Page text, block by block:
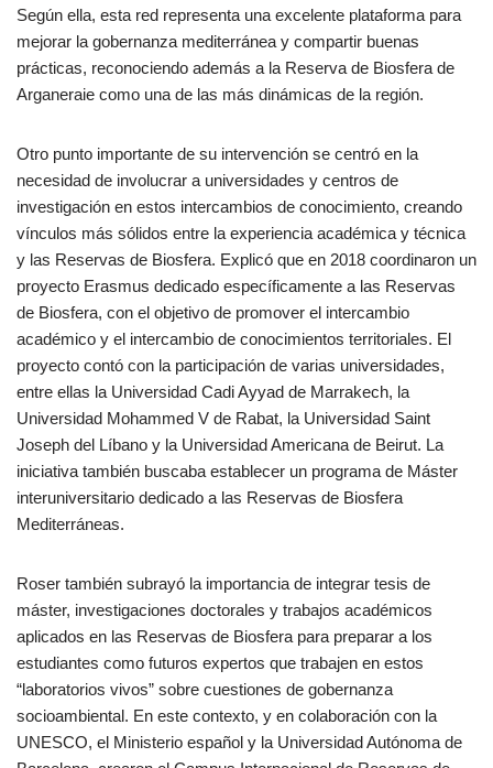
Según ella, esta red representa una excelente plataforma para
mejorar la gobernanza mediterránea y compartir buenas
prácticas, reconociendo además a la Reserva de Biosfera de
Arganeraie como una de las más dinámicas de la región.
Otro punto importante de su intervención se centró en la
necesidad de involucrar a universidades y centros de
investigación en estos intercambios de conocimiento, creando
vínculos más sólidos entre la experiencia académica y técnica
y las Reservas de Biosfera. Explicó que en 2018 coordinaron un
proyecto Erasmus dedicado específicamente a las Reservas
de Biosfera, con el objetivo de promover el intercambio
académico y el intercambio de conocimientos territoriales. El
proyecto contó con la participación de varias universidades,
entre ellas la Universidad Cadi Ayyad de Marrakech, la
Universidad Mohammed V de Rabat, la Universidad Saint
Joseph del Líbano y la Universidad Americana de Beirut. La
iniciativa también buscaba establecer un programa de Máster
interuniversitario dedicado a las Reservas de Biosfera
Mediterráneas.
Roser también subrayó la importancia de integrar tesis de
máster, investigaciones doctorales y trabajos académicos
aplicados en las Reservas de Biosfera para preparar a los
estudiantes como futuros expertos que trabajen en estos
“laboratorios vivos” sobre cuestiones de gobernanza
socioambiental. En este contexto, y en colaboración con la
UNESCO, el Ministerio español y la Universidad Autónoma de